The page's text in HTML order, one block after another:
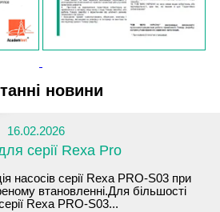
новини
16.02.2026
серії Rexa Pro
насосів серії Rexa PRO-S03 при
втановленні.Для більшості
Rexa PRO-S03...